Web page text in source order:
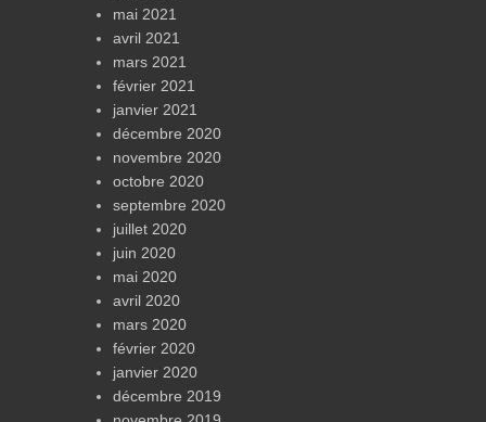
mai 2021
avril 2021
mars 2021
février 2021
janvier 2021
décembre 2020
novembre 2020
octobre 2020
septembre 2020
juillet 2020
juin 2020
mai 2020
avril 2020
mars 2020
février 2020
janvier 2020
décembre 2019